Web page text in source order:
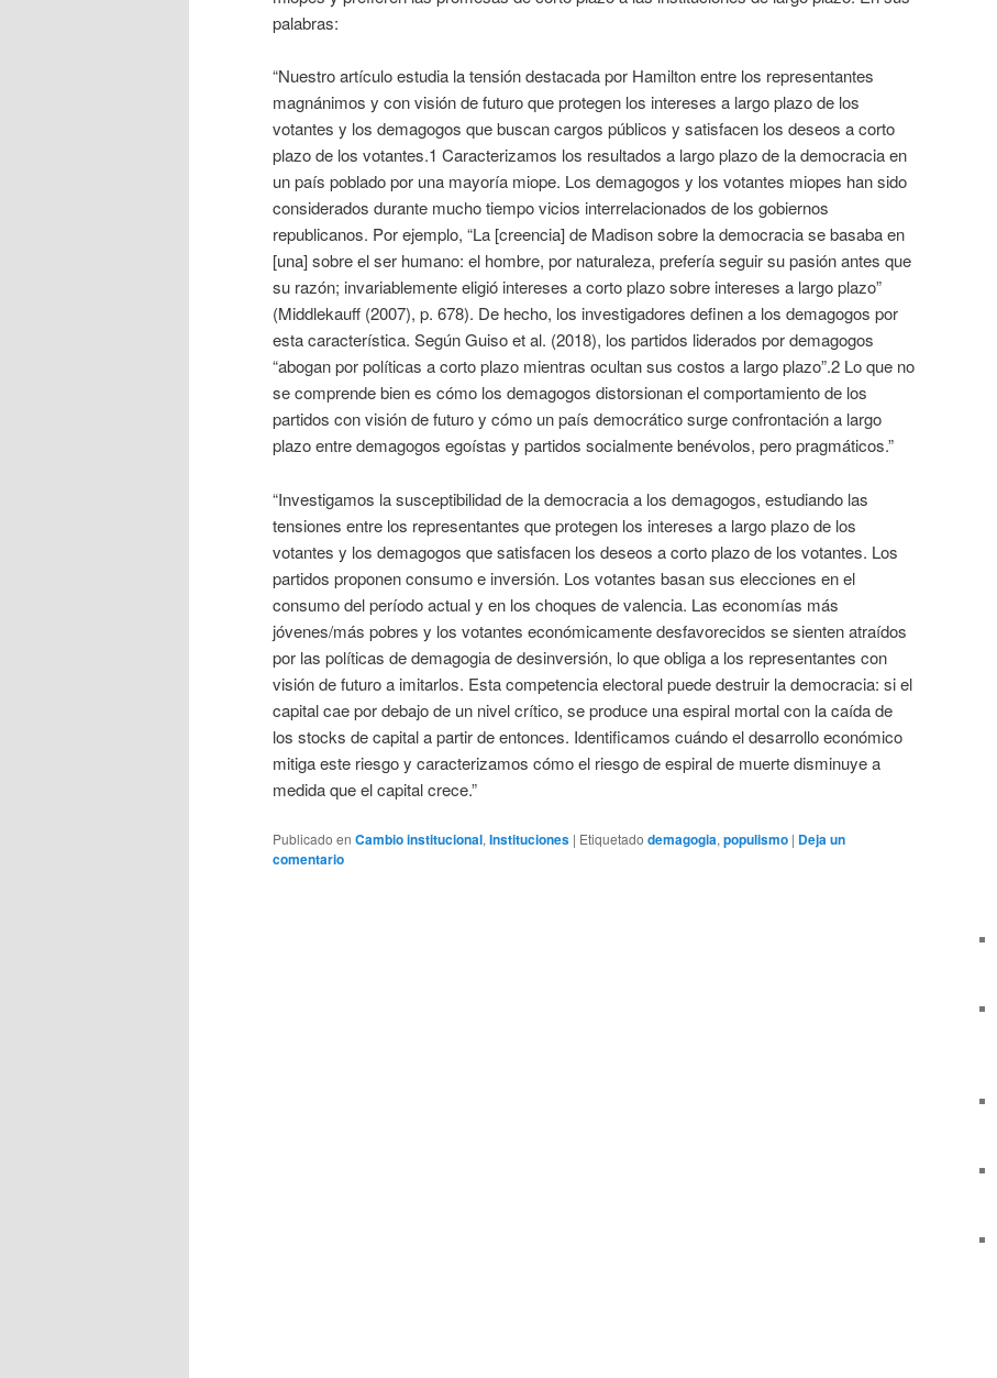
palabras:
“Nuestro artículo estudia la tensión destacada por Hamilton entre los representantes
magnánimos y con visión de futuro que protegen los intereses a largo plazo de los
votantes y los demagogos que buscan cargos públicos y satisfacen los deseos a corto
plazo de los votantes.1 Caracterizamos los resultados a largo plazo de la democracia en
un país poblado por una mayoría miope. Los demagogos y los votantes miopes han sido
considerados durante mucho tiempo vicios interrelacionados de los gobiernos
republicanos. Por ejemplo, “La [creencia] de Madison sobre la democracia se basaba en
[una] sobre el ser humano: el hombre, por naturaleza, prefería seguir su pasión antes que
su razón; invariablemente eligió intereses a corto plazo sobre intereses a largo plazo”
(Middlekauff (2007), p. 678). De hecho, los investigadores definen a los demagogos por
esta característica. Según Guiso et al. (2018), los partidos liderados por demagogos
“abogan por políticas a corto plazo mientras ocultan sus costos a largo plazo”.2 Lo que no
se comprende bien es cómo los demagogos distorsionan el comportamiento de los
partidos con visión de futuro y cómo un país democrático surge confrontación a largo
plazo entre demagogos egoístas y partidos socialmente benévolos, pero pragmáticos.”
“Investigamos la susceptibilidad de la democracia a los demagogos, estudiando las
tensiones entre los representantes que protegen los intereses a largo plazo de los
votantes y los demagogos que satisfacen los deseos a corto plazo de los votantes. Los
partidos proponen consumo e inversión. Los votantes basan sus elecciones en el
consumo del período actual y en los choques de valencia. Las economías más
jóvenes/más pobres y los votantes económicamente desfavorecidos se sienten atraídos
por las políticas de demagogia de desinversión, lo que obliga a los representantes con
visión de futuro a imitarlos. Esta competencia electoral puede destruir la democracia: si el
capital cae por debajo de un nivel crítico, se produce una espiral mortal con la caída de
los stocks de capital a partir de entonces. Identificamos cuándo el desarrollo económico
mitiga este riesgo y caracterizamos cómo el riesgo de espiral de muerte disminuye a
medida que el capital crece.”
Publicado en Cambio institucional, Instituciones | Etiquetado demagogia, populismo | Deja un
comentario